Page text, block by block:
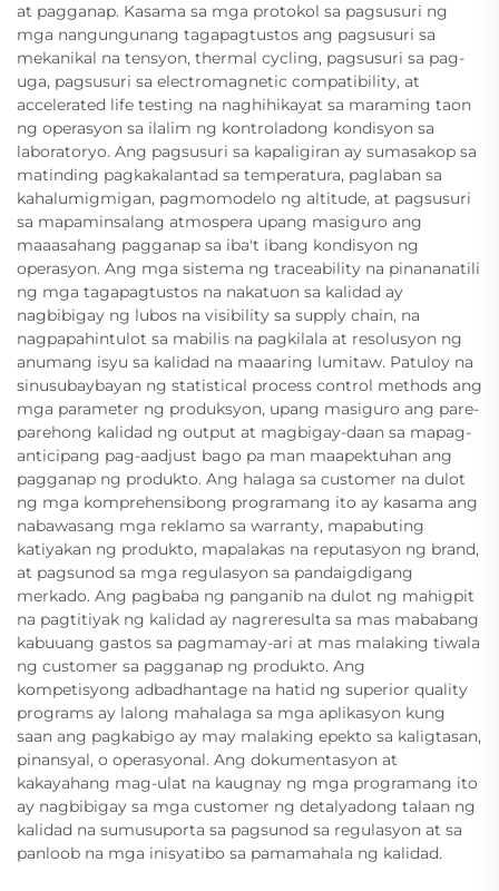
at pagganap. Kasama sa mga protokol sa pagsusuri ng
mga nangungunang tagapagtustos ang pagsusuri sa
mekanikal na tensyon, thermal cycling, pagsusuri sa pag-
uga, pagsusuri sa electromagnetic compatibility, at
accelerated life testing na naghihikayat sa maraming taon
ng operasyon sa ilalim ng kontroladong kondisyon sa
laboratoryo. Ang pagsusuri sa kapaligiran ay sumasakop sa
matinding pagkakalantad sa temperatura, paglaban sa
kahalumigmigan, pagmomodelo ng altitude, at pagsusuri
sa mapaminsalang atmospera upang masiguro ang
maaasahang pagganap sa iba't ibang kondisyon ng
operasyon. Ang mga sistema ng traceability na pinananatili
ng mga tagapagtustos na nakatuon sa kalidad ay
nagbibigay ng lubos na visibility sa supply chain, na
nagpapahintulot sa mabilis na pagkilala at resolusyon ng
anumang isyu sa kalidad na maaaring lumitaw. Patuloy na
sinusubaybayan ng statistical process control methods ang
mga parameter ng produksyon, upang masiguro ang pare-
parehong kalidad ng output at magbigay-daan sa mapag-
anticipang pag-aadjust bago pa man maapektuhan ang
pagganap ng produkto. Ang halaga sa customer na dulot
ng mga komprehensibong programang ito ay kasama ang
nabawasang mga reklamo sa warranty, mapabuting
katiyakan ng produkto, mapalakas na reputasyon ng brand,
at pagsunod sa mga regulasyon sa pandaigdigang
merkado. Ang pagbaba ng panganib na dulot ng mahigpit
na pagtitiyak ng kalidad ay nagreresulta sa mas mababang
kabuuang gastos sa pagmamay-ari at mas malaking tiwala
ng customer sa pagganap ng produkto. Ang
kompetisyong adbadhantage na hatid ng superior quality
programs ay lalong mahalaga sa mga aplikasyon kung
saan ang pagkabigo ay may malaking epekto sa kaligtasan,
pinansyal, o operasyonal. Ang dokumentasyon at
kakayahang mag-ulat na kaugnay ng mga programang ito
ay nagbibigay sa mga customer ng detalyadong talaan ng
kalidad na sumusuporta sa pagsunod sa regulasyon at sa
panloob na mga inisyatibo sa pamamahala ng kalidad.